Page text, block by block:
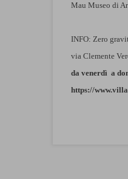
Mau Museo di
INFO: Zero
via Clemente
da venerdì a
https://